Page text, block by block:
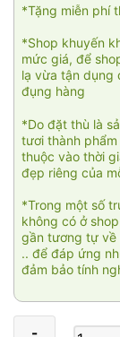
*Tặng miễn phí
*Shop khuyến
mức giá, để
lạ vừa tận dụng
đụng hàng
*Do đặt thù là
tươi thành
thuộc vào thời
đẹp riêng của
*Trong một số
không có ở
gần tương tự về
.. để đáp ứng
đảm bảo tính